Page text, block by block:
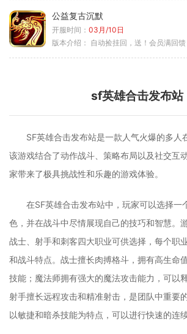
公益复古沉默
开服时间： 03月/10日
版本介绍： 自动捡挂回，送！会员满回馈，送！5
sf英雄合击发布站
SF英雄合击发布站是一款人气火爆的多人
该游戏结合了动作战斗、策略布局以及社交互
家带来了极具挑战性和乐趣的游戏体验。
在SF英雄合击发布站中，玩家可以选择一
色，并在战斗中尽情展现自己的技巧和智慧。
战士、射手和刺客四大职业可供选择，每个职
和战斗特点。战士擅长肉搏格斗，拥有高生命
技能；魔法师拥有强大的魔法攻击能力，可以
射手擅长远程攻击和精准射击，是团队中重要
以敏捷和暗杀技能为特点，可以进行快速的连续